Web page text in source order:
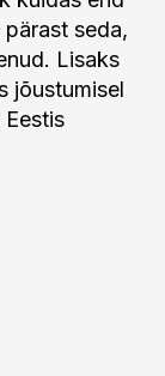
seda,
Lisaks
jõustumisel